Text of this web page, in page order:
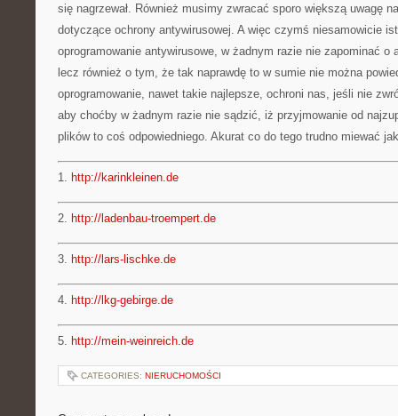
się nagrzewał. Również musimy zwracać sporo większą uwagę
dotyczące ochrony antywirusowej. A więc czymś niesamowicie
oprogramowanie antywirusowe, w żadnym razie nie zapominać o
lecz również o tym, że tak naprawdę to w sumie nie można
oprogramowanie, nawet takie najlepsze, ochroni nas, jeśli nie
aby choćby w żadnym razie nie sądzić, iż przyjmowanie od
plików to coś odpowiedniego. Akurat co do tego trudno miewać
1. http://karinkleinen.de
2. http://ladenbau-troempert.de
3. http://lars-lischke.de
4. http://lkg-gebirge.de
5. http://mein-weinreich.de
CATEGORIES: NIERUCHOMOŚCI